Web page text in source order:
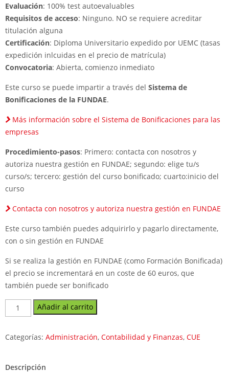
Evaluación: 100% test autoevaluables
Requisitos de acceso: Ninguno. NO se requiere acreditar
titulación alguna
Certificación: Diploma Universitario expedido por UEMC (tasas
expedición inlcuidas en el precio de matrícula)
Convocatoria: Abierta, comienzo inmediato
Este curso se puede impartir a través del Sistema de
Bonificaciones de la FUNDAE.
Más información sobre el Sistema de Bonificaciones para las
empresas
Procedimiento-pasos: Primero: contacta con nosotros y
autoriza nuestra gestión en FUNDAE; segundo: elige tu/s
curso/s; tercero: gestión del curso bonificado; cuarto:inicio del
curso
Contacta con nosotros y autoriza nuestra gestión en FUNDAE
Este curso también puedes adquirirlo y pagarlo directamente,
con o sin gestión en FUNDAE
Si se realiza la gestión en FUNDAE (como Formación Bonificada)
el precio se incrementará en un coste de 60 euros, que
también puede ser bonificado
Curso
universitario
Gestión
y
Añadir al carrito
Categorías: Administración, Contabilidad y Finanzas, CUE
Descripción